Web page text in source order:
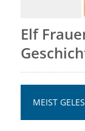
Elf
MEIST